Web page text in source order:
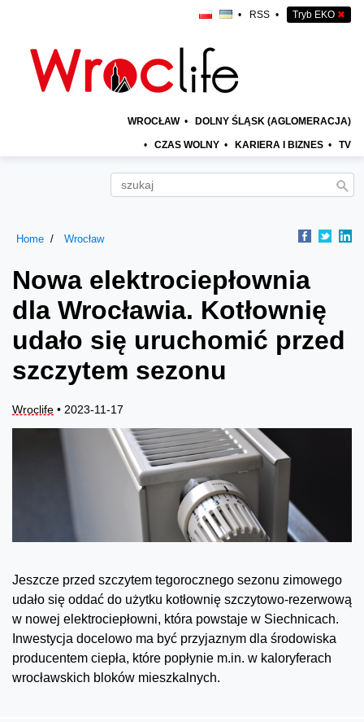
• RSS • Tryb EKO ✖
WROCŁAW • DOLNY ŚLĄSK (AGLOMERACJA)
• CZAS WOLNY • KARIERA I BIZNES • TV
Home Wrocław
Nowa elektrociepłownia
dla Wrocławia. Kotłownię
udało się uruchomić przed
szczytem sezonu
Wroclife • 2023-11-17
Jeszcze przed szczytem tegorocznego sezonu zimowego
udało się oddać do użytku kotłownię szczytowo-rezerwową
w nowej elektrociepłowni, która powstaje w Siechnicach.
Inwestycja docelowo ma być przyjaznym dla środowiska
producentem ciepła, które popłynie m.in. w kaloryferach
wrocławskich bloków mieszkalnych.